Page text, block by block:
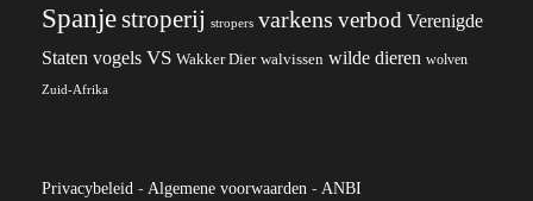
Spanjestroperij stropers varkens verbod Verenigde
Staten vogels VS Wakker Dier walvissen wilde dieren wolven
Zuid-Afrika
Privacybeleid - Algemene voorwaarden - ANBI